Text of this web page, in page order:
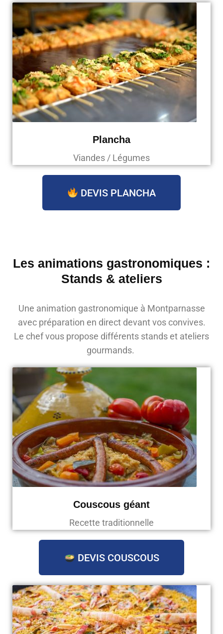
Plancha
Viandes / Légumes
DEVIS PLANCHA
Les animations gastronomiques :
Stands & ateliers
Une animation gastronomique à Montparnasse
avec préparation en direct devant vos convives.
Le chef vous propose différents stands et ateliers
gourmands.
Couscous géant
Recette traditionnelle
DEVIS COUSCOUS